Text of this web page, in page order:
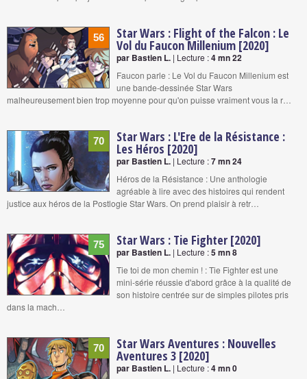
56 Star Wars : Flight of the Falcon : Le
Vol du Faucon Millenium [2020]
par Bastien L. | Lecture :4 mn 22
Faucon parle : Le Vol du Faucon Millenium est
une bande-dessinée Star Wars
malheureusement bien trop moyenne pour qu'on puisse vraiment vous la r…
70 Star Wars : L'Ere de la Résistance :
Les Héros [2020]
par Bastien L. | Lecture :7 mn 24
Héros de la Résistance : Une anthologie
agréable à lire avec des histoires qui rendent
justice aux héros de la Postlogie Star Wars. On prend plaisir à retr…
75 Star Wars : Tie Fighter [2020]
par Bastien L. | Lecture :5 mn 8
Tie toi de mon chemin ! : Tie Fighter est une
mini-série réussie d'abord grâce à la qualité de
son histoire centrée sur de simples pilotes pris
dans la mach…
70 Star Wars Aventures : Nouvelles
Aventures 3 [2020]
par Bastien L. | Lecture :4 mn 0